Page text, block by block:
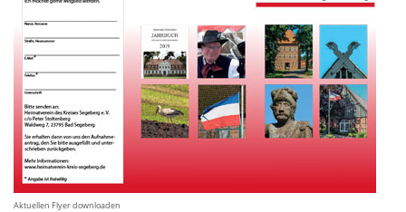
Aktuellen Flyer downloaden